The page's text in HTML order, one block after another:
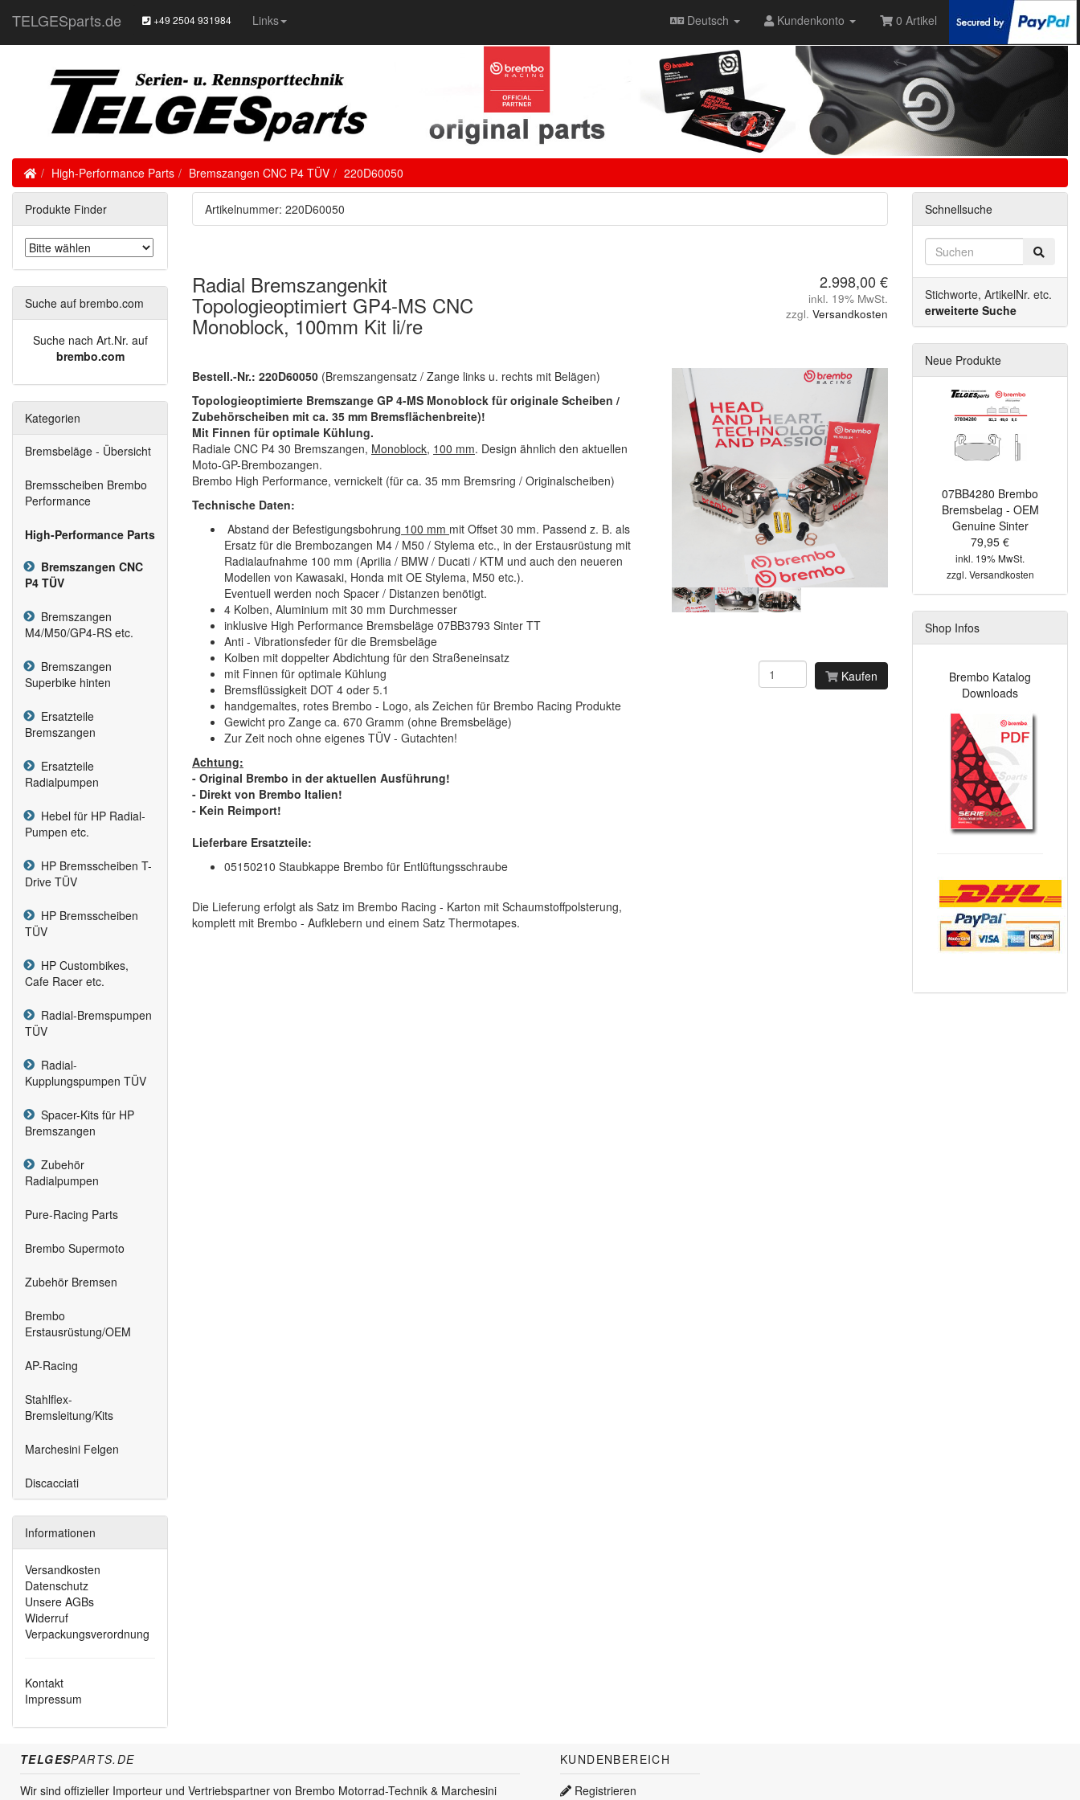
TELGESparts.de +49 2504 931984 Links Deutsch Kundenkonto 0 Artikel
HomeHigh-Performance Parts Bremszangen CNC P4 TÜV 220D60050
Artikelnummer: 220D60050
Radial Bremszangenkit
Topologieoptimiert GP4-MS CNC
Monoblock, 100mm Kit li/re
2.998,00 €
inkl. 19% MwSt.
zzgl. Versandkosten
Bestell.-Nr.: 220D60050 (Bremszangensatz / Zange links u. rechts mit Belägen)
Topologieoptimierte Bremszange GP 4-MS Monoblock für originale Scheiben /
Zubehörscheiben mit ca. 35 mm Bremsflächenbreite)!
Mit Finnen für optimale Kühlung.
Radiale CNC P4 30 Bremszangen, Monoblock, 100 mm. Design ähnlich den aktuellen
Moto-GP-Brembozangen.
Brembo High Performance, vernickelt (für ca. 35 mm Bremsring / Originalscheiben)
Technische Daten:
Abstand der Befestigungsbohrung 100 mm mit Offset 30 mm. Passend z. B. als
Ersatz für die Brembozangen M4 / M50 / Stylema etc., in der Erstausrüstung mit
Radialaufnahme 100 mm (Aprilia / BMW / Ducati / KTM und auch den neueren
Modellen von Kawasaki, Honda mit OE Stylema, M50 etc.).
Eventuell werden noch Spacer / Distanzen benötigt.
4 Kolben, Aluminium mit 30 mm Durchmesser
inklusive High Performance Bremsbeläge 07BB3793 Sinter TT
Anti - Vibrationsfeder für die Bremsbeläge
Kolben mit doppelter Abdichtung für den Straßeneinsatz
mit Finnen für optimale Kühlung
Bremsflüssigkeit DOT 4 oder 5.1
handgemaltes, rotes Brembo - Logo, als Zeichen für Brembo Racing Produkte
Gewicht pro Zange ca. 670 Gramm (ohne Bremsbeläge)
Zur Zeit noch ohne eigenes TÜV - Gutachten!
Achtung:
- Original Brembo in der aktuellen Ausführung!
- Direkt von Brembo Italien!
- Kein Reimport!
Lieferbare Ersatzteile:
05150210 Staubkappe Brembo für Entlüftungsschraube
Die Lieferung erfolgt als Satz im Brembo Racing - Karton mit Schaumstoffpolsterung,
komplett mit Brembo - Aufklebern und einem Satz Thermotapes.
Kaufen
Produkte Finder
Suche auf brembo.com
Suche nach Art.Nr. auf
brembo.com
Kategorien
Bremsbeläge - Übersicht
Bremsscheiben Brembo
Performance
High-Performance Parts
Bremszangen CNC
P4 TÜV
Bremszangen
M4/M50/GP4-RS etc.
Bremszangen
Superbike hinten
Ersatzteile
Bremszangen
Ersatzteile
Radialpumpen
Hebel für HP Radial-
Pumpen etc.
HP Bremsscheiben T-
Drive TÜV
HP Bremsscheiben
TÜV
HP Custombikes,
Cafe Racer etc.
Radial-Bremspumpen
TÜV
Radial-
Kupplungspumpen TÜV
Spacer-Kits für HP
Bremszangen
Zubehör
Radialpumpen
Pure-Racing Parts
Brembo Supermoto
Zubehör Bremsen
Brembo
Erstausrüstung/OEM
AP-Racing
Stahlflex-
Bremsleitung/Kits
Marchesini Felgen
Discacciati
Informationen
Versandkosten
Datenschutz
Unsere AGBs
Widerruf
Verpackungsverordnung
Kontakt
Impressum
Schnellsuche
Stichworte, ArtikelNr. etc.
erweiterte Suche
Neue Produkte
07BB4280 Brembo
Bremsbelag - OEM
Genuine Sinter
79,95 €
inkl. 19% MwSt.
zzgl. Versandkosten
Shop Infos
Brembo Katalog
Downloads
TELGESPARTS.DE
Wir sind offizieller Importeur und Vertriebspartner von Brembo Motorrad-Technik & Marchesini
KUNDENBEREICH
Registrieren